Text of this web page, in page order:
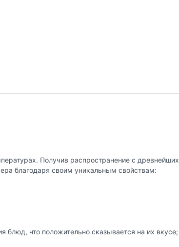
Получив распространение с древнейших
благодаря своим уникальным свойствам:
блюд, что положительно сказывается на их вкусе;